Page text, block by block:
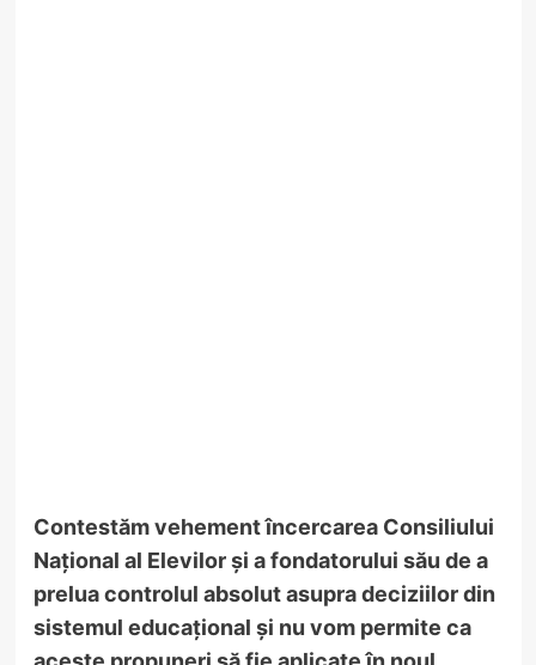
Contestăm vehement încercarea Consiliului
Național al Elevilor și a fondatorului său de a
prelua controlul absolut asupra deciziilor din
sistemul educațional și nu vom permite ca